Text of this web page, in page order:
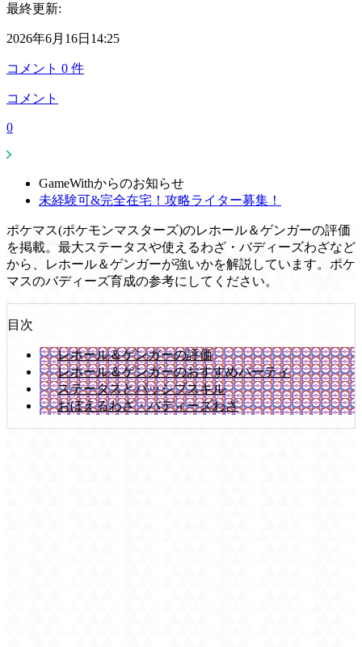
最終更新:
2026年6月16日14:25
コメント 0 件
コメント
0
GameWithからのお知らせ
未経験可&完全在宅！攻略ライター募集！
ポケマス(ポケモンマスターズ)のレホール＆ゲンガーの評価
を掲載。最大ステータスや使えるわざ・バディーズわざなど
から、レホール＆ゲンガーが強いかを解説しています。ポケ
マスのバディーズ育成の参考にしてください。
目次
レホール＆ゲンガーの評価
レホール＆ゲンガーのおすすめパーティ
ステータスとパッシブスキル
おぼえるわざ・バディーズわざ